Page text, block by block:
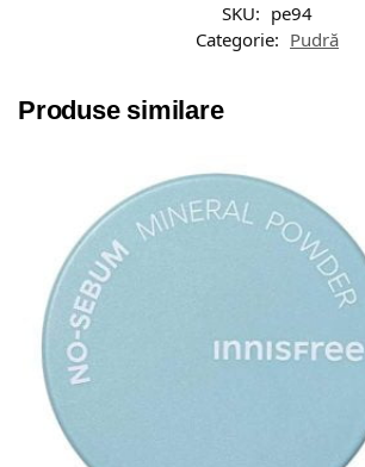
SKU: pe94
Categorie: Pudră
Produse similare